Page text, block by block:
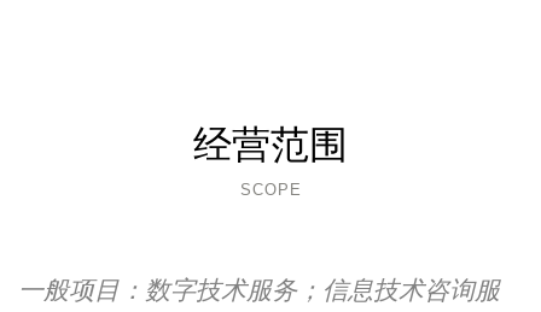
经营范围
SCOPE
一般项目：数字技术服务；信息技术咨询服